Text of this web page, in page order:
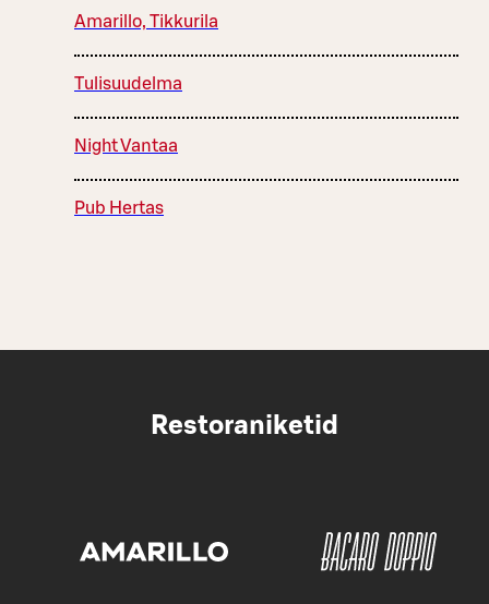
Amarillo, Tikkurila
Tulisuudelma
Night Vantaa
Pub Hertas
Restoraniketid